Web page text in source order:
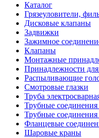
Каталог
Грязеуловители,
Дисковые клапаны
Задвижки
Зажимное
Клапаны
Монтажные
Принадлежности
Распыливающие
Смотровые глазки
Труба
Трубные
Трубные соединения
Фланцевые
Шаровые краны